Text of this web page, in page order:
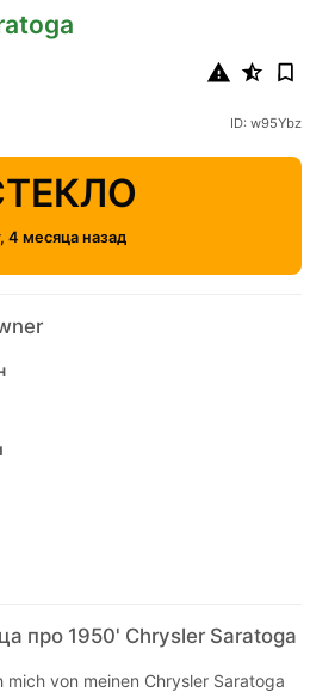
ID: w95Ybz
4 месяца назад
про 1950' Chrysler Saratoga
mich von meinen Chrysler Saratoga